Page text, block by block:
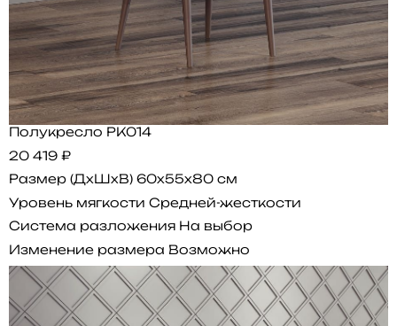
Полукресло PK014
20 419 ₽
Размер (ДхШхВ) 60x55x80 см
Уровень мягкости Средней-жесткости
Система разложения На выбор
Изменение размера Возможно